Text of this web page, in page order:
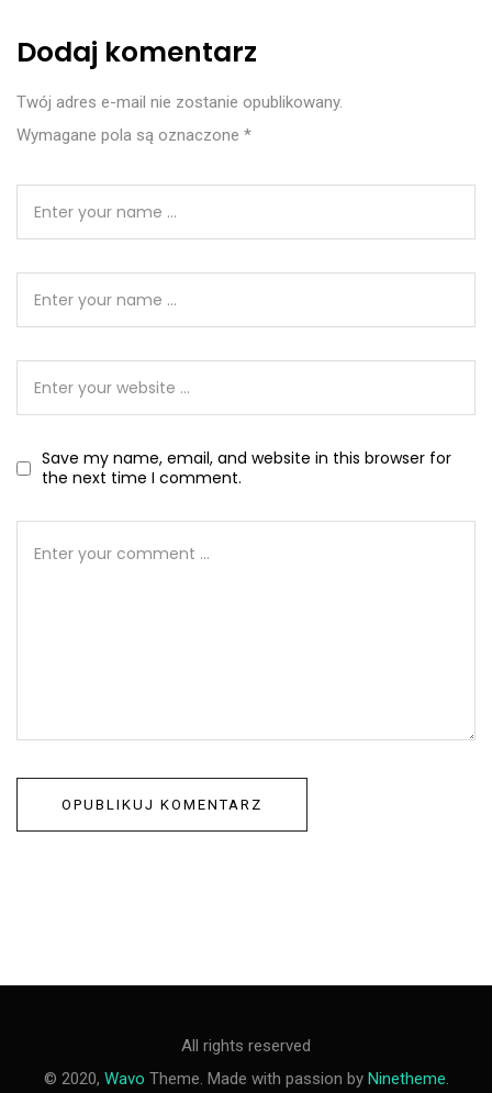
Dodaj komentarz
Twój adres e-mail nie zostanie opublikowany.
Wymagane pola są oznaczone *
Save my name, email, and website in this browser for
the next time I comment.
All rights reserved
© 2020, Wavo Theme. Made with passion by Ninetheme.